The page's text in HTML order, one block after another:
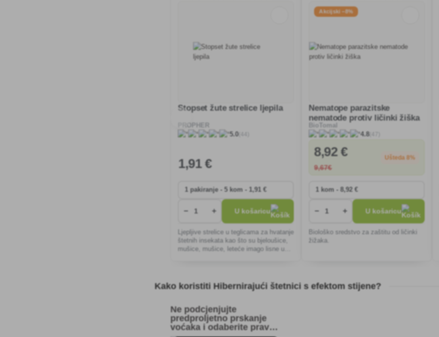
Stopset žute strelice ljepila
PROPHER
5.0(44)
1,91 €
− + U košaricu
Ljepljive strelice u teglicama za hvatanje
štetnih insekata kao što su bjeloušice,
mušice, mušice, leteće imago lisne uši,
Akcijski −8%
Nematope parazitske
nematode protiv ličinki žiška
BioTomal
4.8(47)
8,92 €
9,67€
Ušteda 8%
− + U košaricu
Biološko sredstvo za zaštitu od ličinki
žižaka.
Kako koristiti Hibernirajući štetnici s efektom stijene?
Ne podcjenjujte
predproljetno prskanje
voćaka i odaberite prave